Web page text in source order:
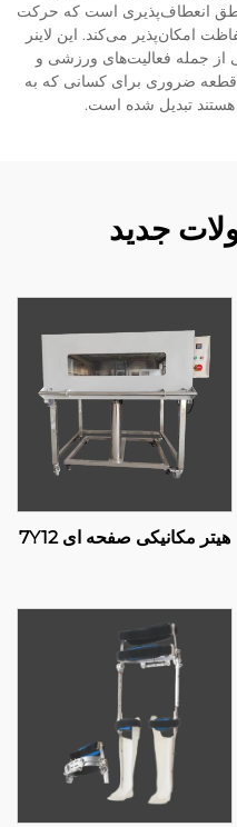
انعطاف‌پذیری است که حرکت
امکان‌پذیر می‌کند. این لاینر
از جمله فعالیت‌های ورزشی و
ضروری برای کسانی که به
هستند تبدیل شده است.
جدید
هیتر مکانیکی صفحه ای 7Y12